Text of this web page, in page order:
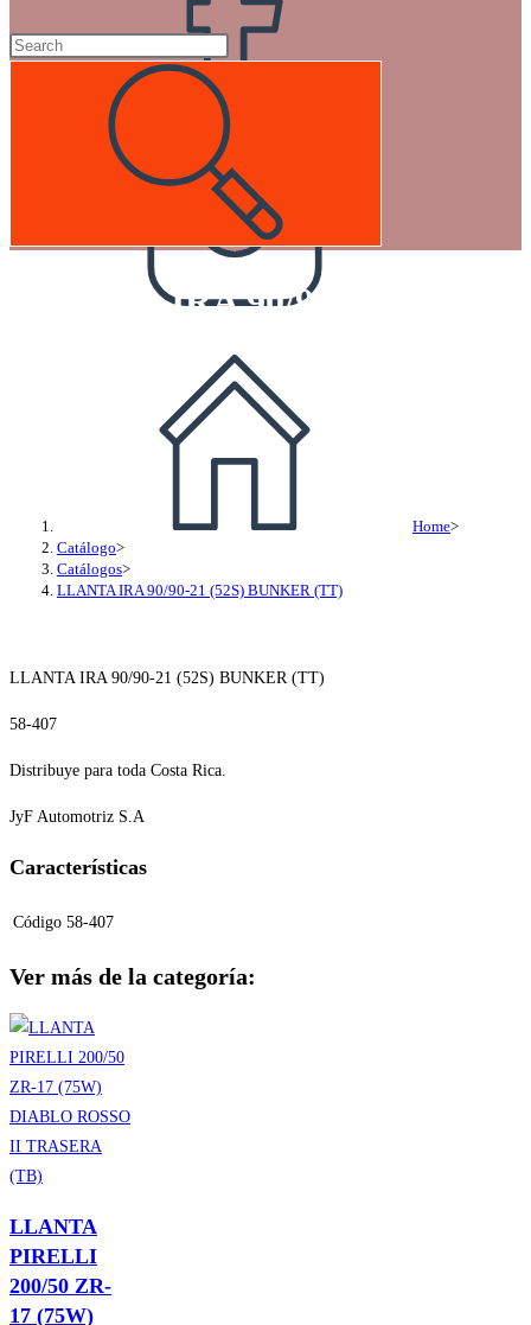
LLANTA IRA 90/90-21 (52S)
Home>
Catálogo>
Catálogos>
LLANTA IRA 90/90-21 (52S) BUNKER (TT)
LLANTA IRA 90/90-21 (52S) BUNKER (TT)
58-407
Distribuye para toda Costa Rica.
JyF Automotriz S.A
Características
Código 58-407
Ver más de la categoría:
LLANTA
PIRELLI
200/50 ZR-
17 (75W)